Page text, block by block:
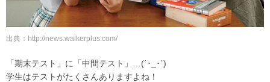
出典：http://news.walkerplus.com/
「期末テスト」に「中間テスト」…(´･_･`)
学生はテストがたくさんありますよね！